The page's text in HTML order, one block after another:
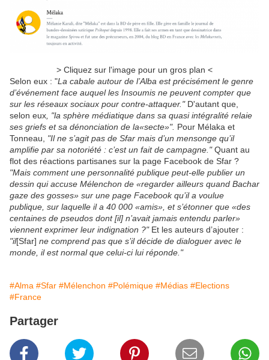
> Cliquez sur l'image pour un gros plan <
Selon eux : "La cabale autour de l’Alba est précisément le genre
d’événement face auquel les Insoumis ne peuvent compter que
sur les réseaux sociaux pour contre-attaquer." D'autant que,
selon eux, "la sphère médiatique dans sa quasi intégralité relaie
ses griefs et sa dénonciation de la«secte»". Pour Mélaka et
Tonneau, "Il ne s’agit pas de Sfar mais d’un mensonge qu’il
amplifie par sa notoriété : c’est un fait de campagne."Quant au
flot des réactions partisanes sur la page Facebook de Sfar ?
"Mais comment une personnalité publique peut-elle publier un
dessin qui accuse Mélenchon de «regarder ailleurs quand Bachar
gaze des gosses» sur une page Facebook qu’il a voulue
publique, sur laquelle il a 40 000 «amis», et s’étonner que «des
centaines de pseudos dont [il] n’avait jamais entendu parler»
viennent exprimer leur indignation ?"Et les auteurs d’ajouter :
"il[Sfar] ne comprend pas que s’il décide de dialoguer avec le
monde, il est normal que celui-ci lui réponde."
#Alma #Sfar #Mélenchon #Polémique #Médias #Elections
#France
Partager